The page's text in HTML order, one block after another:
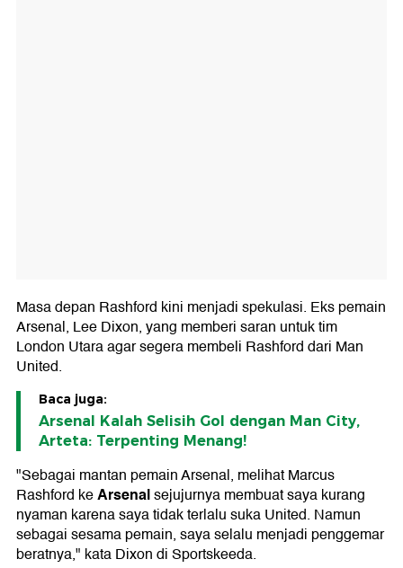
Masa depan Rashford kini menjadi spekulasi. Eks pemain
Arsenal, Lee Dixon, yang memberi saran untuk tim
London Utara agar segera membeli Rashford dari Man
United.
Baca juga:
Arsenal Kalah Selisih Gol dengan Man City,
Arteta: Terpenting Menang!
"Sebagai mantan pemain Arsenal, melihat Marcus
Rashford keArsenalsejujurnya membuat saya kurang
nyaman karena saya tidak terlalu suka United. Namun
sebagai sesama pemain, saya selalu menjadi penggemar
beratnya," kata Dixon di Sportskeeda.